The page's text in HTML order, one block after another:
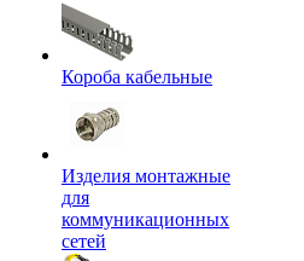
Короба кабельные
Изделия монтажные
для
коммуникационных
сетей